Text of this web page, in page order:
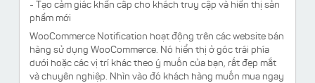
- Tạo cảm giác khẩn cấp cho khách truy cập và hiển thị sản
phẩm mới
WooCommerce Notification hoạt động trên các website bán
hàng sử dụng WooCommerce. Nó hiển thị ở góc trái phía
dưới hoặc các vị trí khác theo ý muốn của bạn, rất đẹp mắt
và chuyên nghiệp. Nhìn vào đó khách hàng muốn mua ngay